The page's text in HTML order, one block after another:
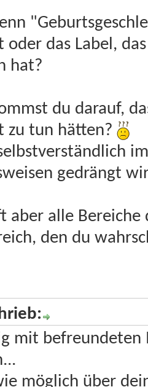
oder das Label,
hat?
du darauf,
zu tun hätten?
gedrängt
aber alle
den du
mit
möglich über